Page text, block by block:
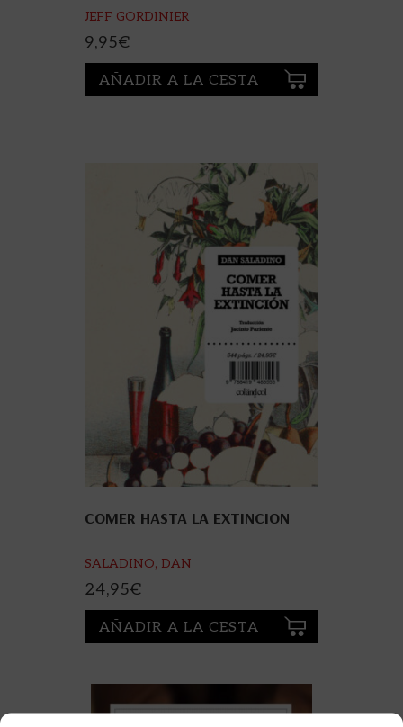
JEFF GORDINIER
9,95€
AÑADIR A LA CESTA
COMER HASTA LA EXTINCION
SALADINO, DAN
24,95€
AÑADIR A LA CESTA